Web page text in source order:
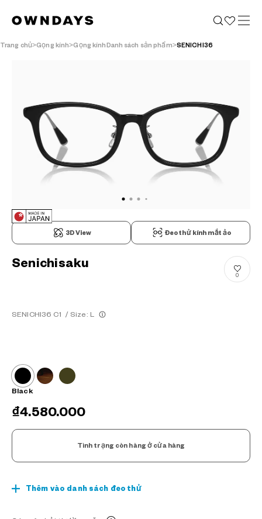
Trang chủ Gọng kính Gọng kínhDanh sách sản phẩm SENICHI36
3D View Đeo thử kính mắt ảo
Senichisaku
SENICHI36 C1 / Size: L
0
Black
₫4.580.000
Tình trạng còn hàng ở cửa hàng
Thêm vào danh sách đeo thử